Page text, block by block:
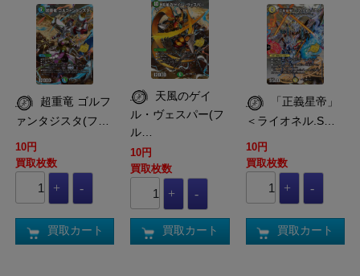
ァンタジスタ(フ…
10円
買取枚数
買取カート
ル・ヴェスパー(フ
ル…
10円
買取枚数
買取カート
＜ライオネル.S…
10円
買取枚数
買取カート